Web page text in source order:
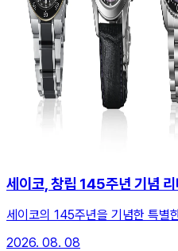
세이코, 창립 145주년 기념
세이코의 145주년을 기념한 특별
2026. 08. 08